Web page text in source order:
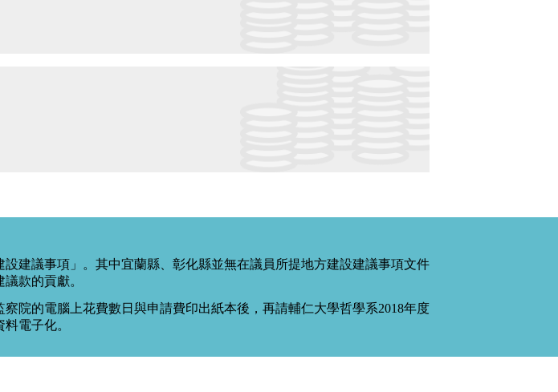
設建議事項」。其中宜蘭縣、彰化縣並無在議員所提地方建設建議事項文件
款的貢獻。
院的電腦上花費數日與申請費印出紙本後，再請輔仁大學哲學系2018年度
電子化。